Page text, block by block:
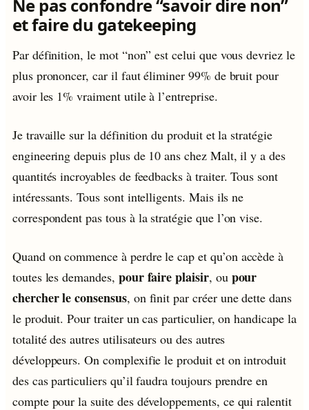
Ne pas confondre “savoir dire non”
et faire du gatekeeping
Par définition, le mot “non” est celui que vous devriez le
plus prononcer, car il faut éliminer 99% de bruit pour
avoir les 1% vraiment utile à l’entreprise.
Je travaille sur la définition du produit et la stratégie
engineering depuis plus de 10 ans chez Malt, il y a des
quantités incroyables de feedbacks à traiter. Tous sont
intéressants. Tous sont intelligents. Mais ils ne
correspondent pas tous à la stratégie que l’on vise.
Quand on commence à perdre le cap et qu’on accède à
toutes les demandes, pour faire plaisir, ou pour
chercher le consensus, on finit par créer une dette dans
le produit. Pour traiter un cas particulier, on handicape la
totalité des autres utilisateurs ou des autres
développeurs. On complexifie le produit et on introduit
des cas particuliers qu’il faudra toujours prendre en
compte pour la suite des développements, ce qui ralentit